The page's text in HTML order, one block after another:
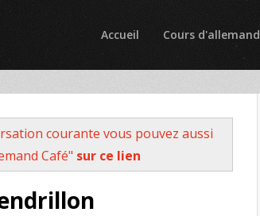
Accueil Cours d'allemand
courante vous pouvez aussi
Café" sur ce lien